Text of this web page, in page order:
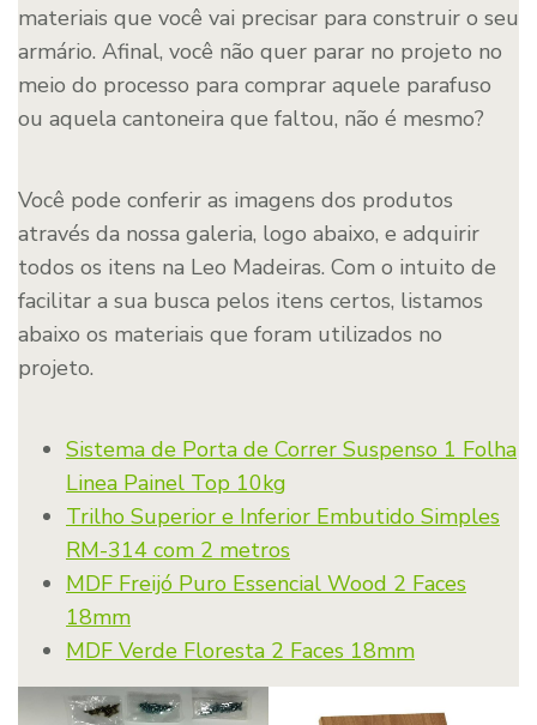
materiais que você vai precisar para construir o seu
armário. Afinal, você não quer parar no projeto no
meio do processo para comprar aquele parafuso
ou aquela cantoneira que faltou, não é mesmo?
Você pode conferir as imagens dos produtos
através da nossa galeria, logo abaixo, e adquirir
todos os itens na Leo Madeiras. Com o intuito de
facilitar a sua busca pelos itens certos, listamos
abaixo os materiais que foram utilizados no
projeto.
Sistema de Porta de Correr Suspenso 1 Folha
Linea Painel Top 10kg
Trilho Superior e Inferior Embutido Simples
RM-314 com 2 metros
MDF Freijó Puro Essencial Wood 2 Faces
18mm
MDF Verde Floresta 2 Faces 18mm